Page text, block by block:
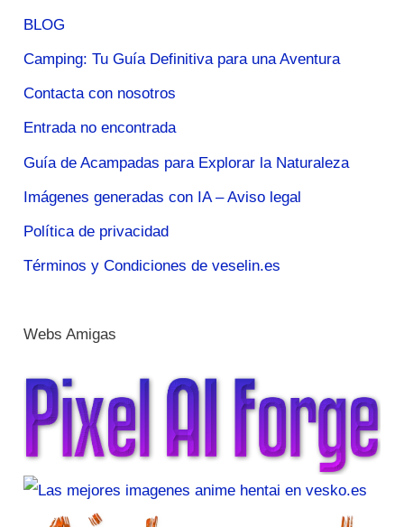
BLOG
Camping: Tu Guía Definitiva para una Aventura
Contacta con nosotros
Entrada no encontrada
Guía de Acampadas para Explorar la Naturaleza
Imágenes generadas con IA – Aviso legal
Política de privacidad
Términos y Condiciones de veselin.es
Webs Amigas